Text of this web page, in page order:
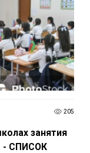
205
занятия
- СПИСОК